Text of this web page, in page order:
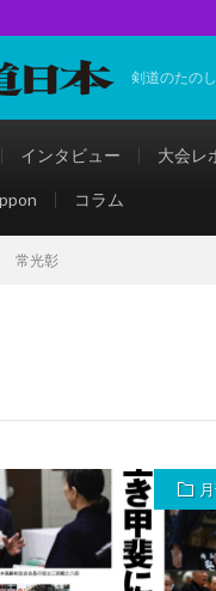
剣道のたの
インタビュー 大会レ
コラム
常光彰